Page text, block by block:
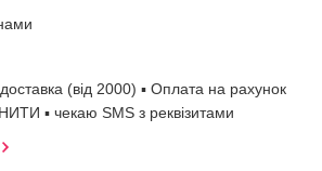
(від 2000) ▪ Оплата на рахунок
▪ чекаю SMS з реквізитами